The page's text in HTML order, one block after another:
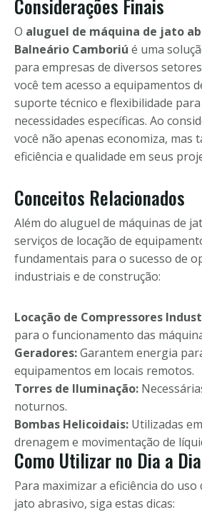
Considerações Finais
O aluguel de máquina de jato
Balneário Camboriú é uma
para empresas de diversos
você tem acesso a equipamentos
suporte técnico e flexibilidade
necessidades específicas. Ao
você não apenas economiza, mas
eficiência e qualidade em seus
Conceitos Relacionados
Além do aluguel de máquinas de
serviços de locação de
fundamentais para o sucesso de
industriais e de construção:
Locação de Compressores
para o funcionamento das
Geradores:Garantem energia
equipamentos em locais remotos.
Torres de Iluminação:
noturnos.
Bombas Helicoidais: Utilizadas
drenagem e movimentação de
Como Utilizar no Dia a Dia
Para maximizar a eficiência do uso
jato abrasivo, siga estas dicas: